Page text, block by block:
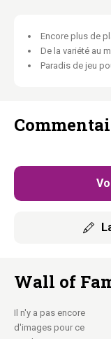
de 3), 1x Scratch 70
Entièrement
Plusieurs
Ton mur. Leur paradis.
Encore plus de
De la variété au
Paradis de jeu
Wall of
Il n'y a pas encore
d'images pour ce